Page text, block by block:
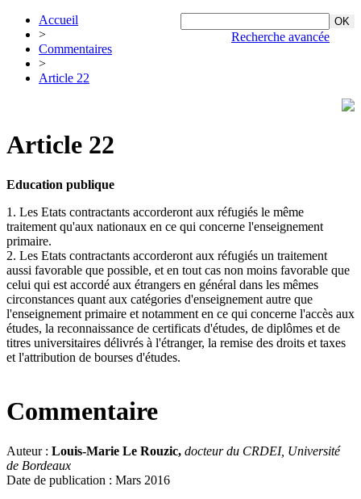
Recherche avancée
Accueil
>
Commentaires
>
Article 22
Article 22
Education publique
1. Les Etats contractants accorderont aux réfugiés le même
traitement qu'aux nationaux en ce qui concerne l'enseignement
primaire.
2. Les Etats contractants accorderont aux réfugiés un traitement
aussi favorable que possible, et en tout cas non moins favorable que
celui qui est accordé aux étrangers en général dans les mêmes
circonstances quant aux catégories d'enseignement autre que
l'enseignement primaire et notamment en ce qui concerne l'accès aux
études, la reconnaissance de certificats d'études, de diplômes et de
titres universitaires délivrés à l'étranger, la remise des droits et taxes
et l'attribution de bourses d'études.
Commentaire
Auteur : Louis-Marie Le Rouzic, docteur du CRDEI, Université
de Bordeaux
Date de publication : Mars 2016